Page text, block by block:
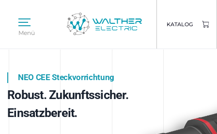
Menü
KATALOG
Intelligente Stromverteilung
NEO CEE Steckvorrichtung
Robust. Zukunftssicher.
Einsatzbereit.
Intelligenz trifft Energie.